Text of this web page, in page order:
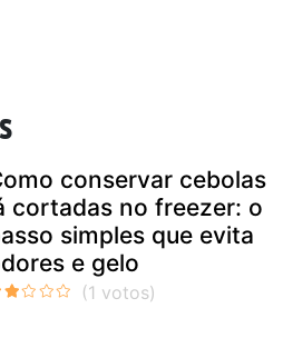
conservar cebolas
cortadas no freezer: o
simples que evita
e gelo